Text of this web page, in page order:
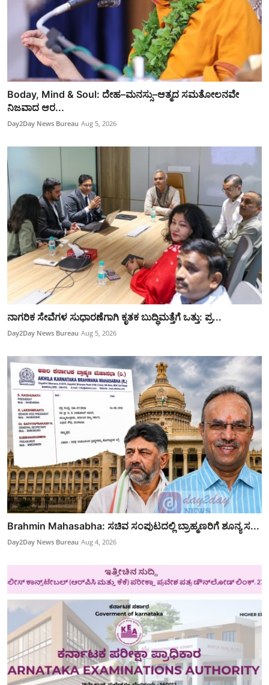
Boday, Mind & Soul: ದೇಹ–ಮನಸ್ಸು–ಆತ್ಮದ ಸಮತೋಲನವೇ
ನಿಜವಾದ ಆರ...
Day2Day News Bureau Aug 5, 2026
ನಾಗರಿಕ ಸೇವೆಗಳ ಸುಧಾರಣೆಗಾಗಿ ಕೃತಕ ಬುದ್ಧಿಮತ್ತೆಗೆ ಒತ್ತು: ಪ್ರ...
Day2Day News Bureau Aug 5, 2026
Brahmin Mahasabha: ಸಚಿವ ಸಂಪುಟದಲ್ಲಿ ಬ್ರಾಹ್ಮಣರಿಗೆ ಶೂನ್ಯ ಸ...
Day2Day News Bureau Aug 4, 2026